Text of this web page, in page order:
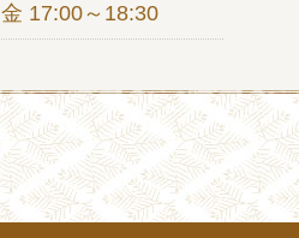
金 17:00～18:30